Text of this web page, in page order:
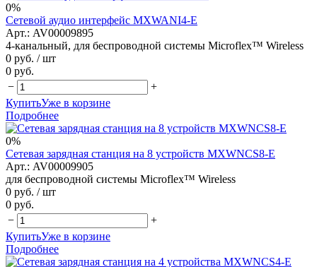
0%
Сетевой аудио интерфейс MXWANI4-E
Арт.: AV00009895
4-канальный, для беспроводной системы Microflex™ Wireless
0 руб. / шт
0 руб.
−
+
КупитьУже в корзине
Подробнее
0%
Сетевая зарядная станция на 8 устройств MXWNCS8-E
Арт.: AV00009905
для беспроводной системы Microflex™ Wireless
0 руб. / шт
0 руб.
−
+
КупитьУже в корзине
Подробнее